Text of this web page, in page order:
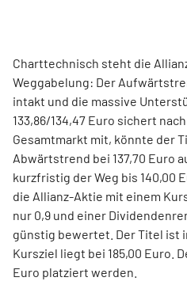
Charttechnisch steht die
Weggabelung: Der
intakt und die massive
133,86/134,47 Euro sichert
Gesamtmarkt mit, könnte der
Abwärtstrend bei 137,70 Euro
kurzfristig der Weg bis 140,00
die Allianz-Aktie mit einem
nur 0,9 und einer
günstig bewertet. Der Titel ist
Kursziel liegt bei 185,00 Euro.
Euro platziert werden.